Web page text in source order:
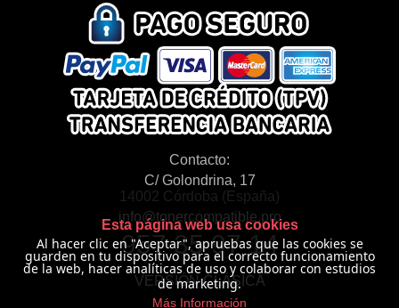
Contacto:
C/ Golondrina, 17
14002 Córdoba (España)
info@tonercompatible.pro
957 35 97 14
VERSIÓN CLÁSICA
Esta página web usa cookies
Al hacer clic en "Aceptar", apruebas que las cookies se
guarden en tu dispositivo para el correcto funcionamiento
de la web, hacer analíticas de uso y colaborar con estudios
de marketing.
Más Información